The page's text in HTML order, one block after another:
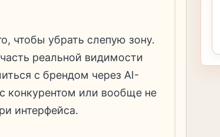
чтобы убрать слепую зону.
реальной видимости
с брендом через AI-
конкурентом или вообще не
интерфейса.